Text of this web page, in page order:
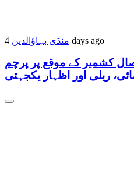
منڈی بہاؤالدین 4 days ago
کشمیر کے موقع پر پرچم
ریلی اور اظہار یکجہتی